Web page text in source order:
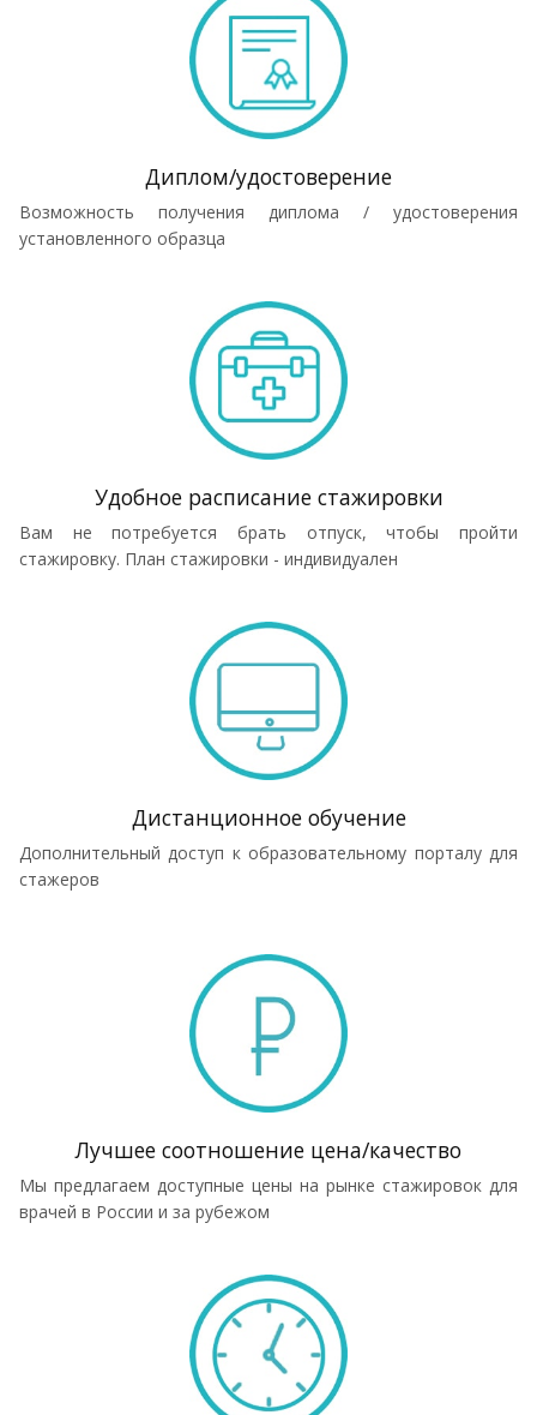
Диплом/удостоверение
Возможность получения диплома / удостоверения
установленного образца
Удобное расписание стажировки
Вам не потребуется брать отпуск, чтобы пройти
стажировку. План стажировки - индивидуален
Дистанционное обучение
Дополнительный доступ к образовательному порталу для
стажеров
Лучшее соотношение цена/качество
Мы предлагаем доступные цены на рынке стажировок для
врачей в России и за рубежом